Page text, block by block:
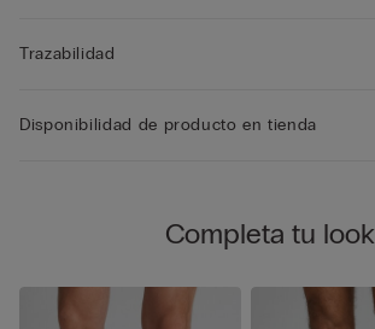
Trazabilidad
Disponibilidad de producto en tienda
Completa tu look